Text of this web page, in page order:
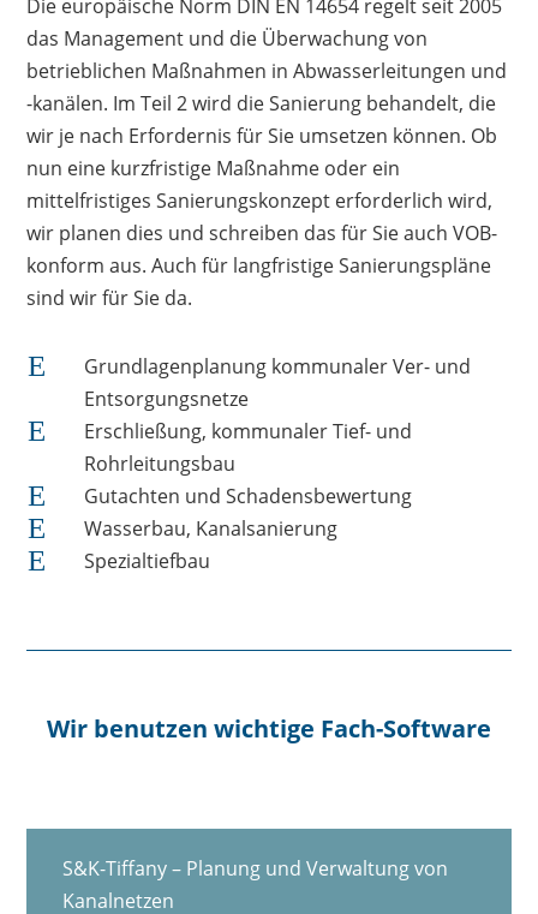
Die europäische Norm DIN EN 14654 regelt seit 2005
das Management und die Überwachung von
betrieblichen Maßnahmen in Abwasserleitungen und
-kanälen. Im Teil 2 wird die Sanierung behandelt, die
wir je nach Erfordernis für Sie umsetzen können. Ob
nun eine kurzfristige Maßnahme oder ein
mittelfristiges Sanierungskonzept erforderlich wird,
wir planen dies und schreiben das für Sie auch VOB-
konform aus. Auch für langfristige Sanierungspläne
sind wir für Sie da.
E
Grundlagenplanung kommunaler Ver- und
Entsorgungsnetze
E
Erschließung, kommunaler Tief- und
Rohrleitungsbau
E Gutachten und Schadensbewertung
E Wasserbau, Kanalsanierung
E Spezialtiefbau
Wir benutzen wichtige Fach-Software
S&K-Tiffany – Planung und Verwaltung von
Kanalnetzen